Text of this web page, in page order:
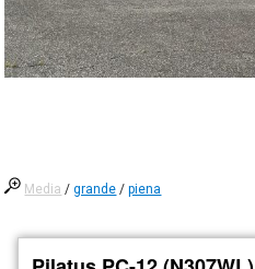
Media /grande /piena